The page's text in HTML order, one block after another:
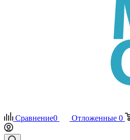
Сравнение0 Отложенные 0